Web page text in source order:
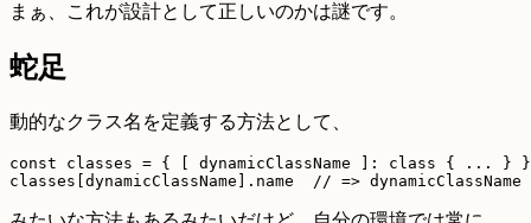
まぁ、これが設計として正しいのかは謎です。
蛇足
動的なクラス名を定義する方法として、
const classes = { [ dynamicClassName ]: class { ... } }